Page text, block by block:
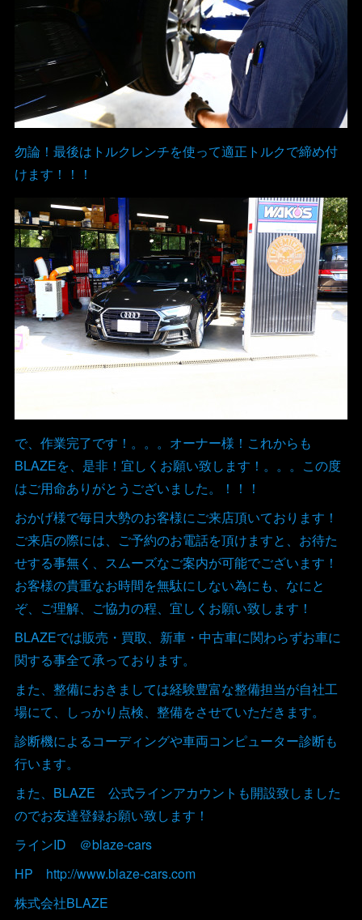
勿論！最後はトルクレンチを使って適正トルクで締め付
けます！！！
で、作業完了です！。。。オーナー様！これからも
BLAZEを、是非！宜しくお願い致します！。。。この度
はご用命ありがとうございました。！！！
おかげ様で毎日大勢のお客様にご来店頂いております！
ご来店の際には、ご予約のお電話を頂けますと、お待た
せする事無く、スムーズなご案内が可能でございます！
お客様の貴重なお時間を無駄にしない為にも、なにと
ぞ、ご理解、ご協力の程、宜しくお願い致します！
BLAZEでは販売・買取、新車・中古車に関わらずお車に
関する事全て承っております。
また、整備におきましては経験豊富な整備担当が自社工
場にて、しっかり点検、整備をさせていただきます。
診断機によるコーディングや車両コンピューター診断も
行います。
また、BLAZE 公式ラインアカウントも開設致しました
のでお友達登録お願い致します！
ラインID ＠blaze-cars
HP http://www.blaze-cars.com
株式会社BLAZE